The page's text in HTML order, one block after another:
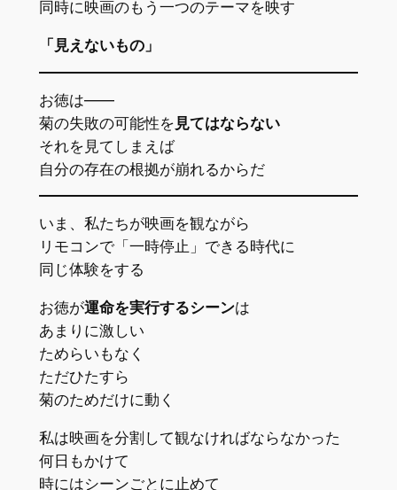
同時に映画のもう一つのテーマを映す
「見えないもの」
お徳は――
菊の失敗の可能性を 見てはならない
それを見てしまえば
自分の存在の根拠が崩れるからだ
いま、私たちが映画を観ながら
リモコンで「一時停止」できる時代に
同じ体験をする
お徳が運命を実行するシーンは
あまりに激しい
ためらいもなく
ただひたすら
菊のためだけに動く
私は映画を分割して観なければならなかった
何日もかけて
時にはシーンごとに止めて